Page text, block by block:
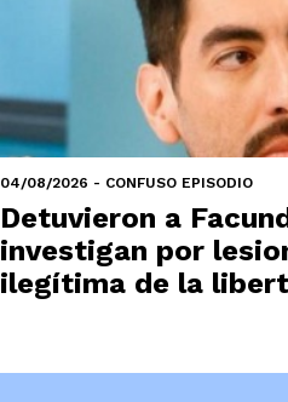
04/08/2026 - CONFUSO EPISODIO
Detuvieron a
investigan por
ilegítima de la